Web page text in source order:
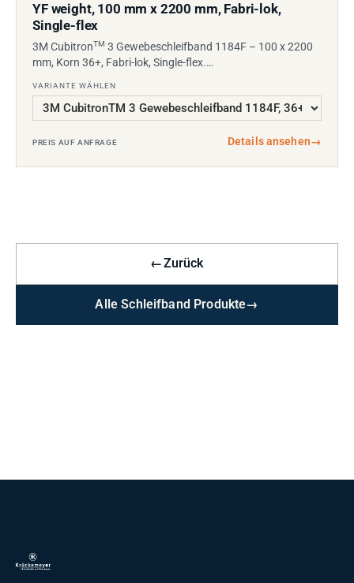
YF weight, 100 mm x 2200 mm, Fabri-lok,
Single-flex
3M CubitronTM 3 Gewebeschleifband 1184F – 100 x 2200
mm, Korn 36+, Fabri-lok, Single-flex.…
VARIANTE WÄHLEN
PREIS AUF ANFRAGE Details ansehen→
←Zurück
Alle Schleifband Produkte→